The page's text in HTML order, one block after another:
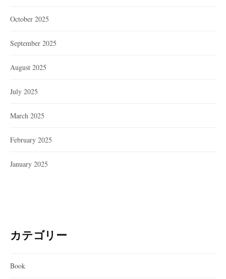
October 2025
September 2025
August 2025
July 2025
March 2025
February 2025
January 2025
カテゴリー
Book